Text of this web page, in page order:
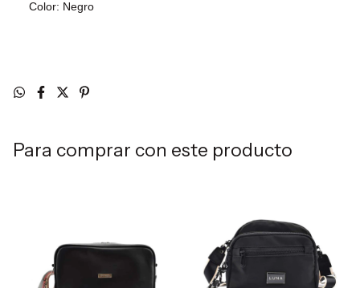
Color: Negro
Para comprar con este producto